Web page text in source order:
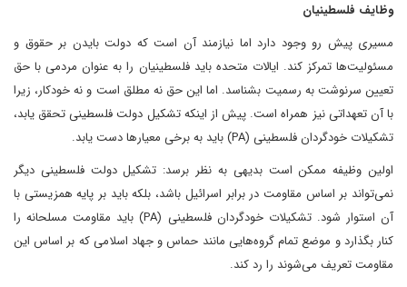
وظایف فلسطینیان
مسیری پیش رو وجود دارد اما نیازمند آن است که دولت بایدن بر حقوق و
مسئولیت‌ها تمرکز کند. ایالات متحده باید فلسطینیان را به عنوان مردمی با حق
تعیین سرنوشت به رسمیت بشناسد. اما این حق نه مطلق است و نه خودکار، زیرا
با آن تعهداتی نیز همراه است. پیش از اینکه تشکیل دولت فلسطینی تحقق یابد،
تشکیلات خودگردان فلسطینی (PA) باید به برخی معیارها دست یابد.
اولین وظیفه ممکن است بدیهی به نظر برسد: تشکیل دولت فلسطینی دیگر
نمی‌تواند بر اساس مقاومت در برابر اسرائیل باشد، بلکه باید بر پایه همزیستی با
آن استوار شود. تشکیلات خودگردان فلسطینی (PA) باید مقاومت مسلحانه را
کنار بگذارد و موضع تمام گروه‌هایی مانند حماس و جهاد اسلامی که بر اساس این
مقاومت تعریف می‌شوند را رد کند.